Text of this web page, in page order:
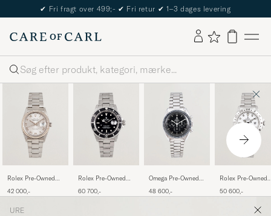
✔ Fri fragt over 499;- ✔ Fri retur ✔ 1–3 dages levering
Søg
Rolex Pre-Owned
42 000,-
Rolex Pre-Owned
60 700,-
Omega Pre-Owned
Moonwatch
48 600,-
Rolex Pre-Owned
50 600,-
URE